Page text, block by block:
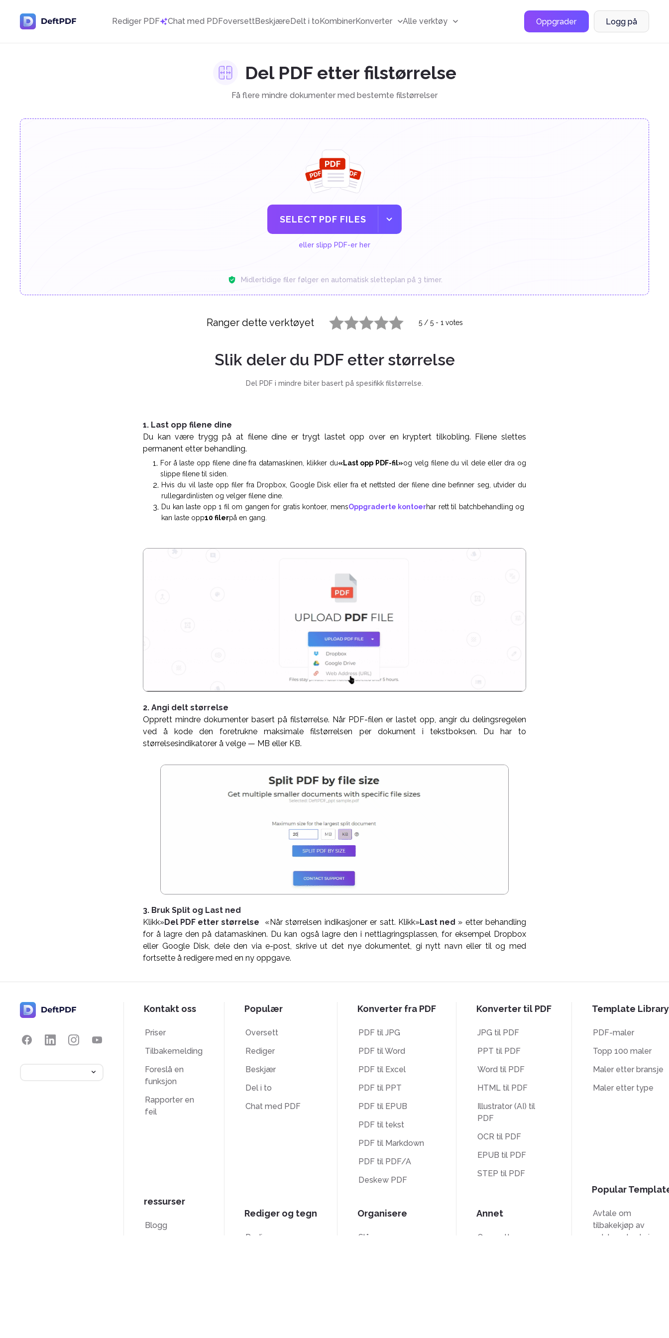
Rediger PDF Chat med PDFoversettBeskjæreDelt i toKombinerKonverter Alle verktøy Oppgrader Logg på
Del PDF etter filstørrelse
Få flere mindre dokumenter med bestemte filstørrelser
SELECT PDF FILES
eller slipp PDF-er her
Midlertidige filer følger en automatisk sletteplan på 3 timer.
Ranger dette verktøyet 5/ 5- 1 votes
Slik deler du PDF etter størrelse
Del PDF i mindre biter basert på spesifikk filstørrelse.
1. Last opp filene dine
Du kan være trygg på at filene dine er trygt lastet opp over en kryptert tilkobling. Filene slettes
permanent etter behandling.
For å laste opp filene dine fra datamaskinen, klikker du«Last opp PDF-fil»og velg filene du vil dele eller dra og
slippe filene til siden.
Hvis du vil laste opp filer fra Dropbox, Google Disk eller fra et nettsted der filene dine befinner seg, utvider du
rullegardinlisten og velger filene dine.
Du kan laste opp 1 fil om gangen for gratis kontoer, mensOppgraderte kontoerhar rett til batchbehandling og
kan laste opp10 filerpå en gang.
2. Angi delt størrelse
Opprett mindre dokumenter basert på filstørrelse. Når PDF-filen er lastet opp, angir du delingsregelen
ved å kode den foretrukne maksimale filstørrelsen per dokument i tekstboksen. Du har to
størrelsesindikatorer å velge — MB eller KB.
3. Bruk Split og Last ned
Klikk»Del PDF etter størrelse «Når størrelsen indikasjoner er satt. Klikk»Last ned » etter behandling
for å lagre den på datamaskinen. Du kan også lagre den i nettlagringsplassen, for eksempel Dropbox
eller Google Disk, dele den via e-post, skrive ut det nye dokumentet, gi nytt navn eller til og med
fortsette å redigere med en ny oppgave.
Kontakt oss
Priser
Tilbakemelding
Foreslå en
funksjon
Rapporter en
feil
ressurser
Blogg
Populær
Oversett
Rediger
Beskjær
Del i to
Chat med PDF
Rediger og tegn
Rediger
Konverter fra PDF
PDF til JPG
PDF til Word
PDF til Excel
PDF til PPT
PDF til EPUB
PDF til tekst
PDF til Markdown
PDF til PDF/A
Deskew PDF
Organisere
Slå sammen
Konverter til PDF
JPG til PDF
PPT til PDF
Word til PDF
HTML til PDF
Illustrator (AI) til
PDF
OCR til PDF
EPUB til PDF
STEP til PDF
Annet
Oversett
Template Library
PDF-maler
Topp 100 maler
Maler etter bransje
Maler etter type
Popular
Avtale om
tilbakekjøp av
selskapets aksjer